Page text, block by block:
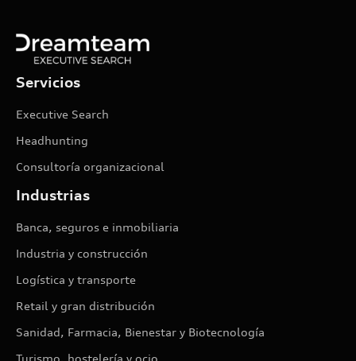
Servicios
Executive Search
Headhunting
Consultoría organizacional
Industrias
Banca, seguros e inmobiliaria
Industria y construcción
Logística y transporte
Retail y gran distribución
Sanidad, Farmacia, Bienestar y Biotecnología
Turismo, hostelería y ocio